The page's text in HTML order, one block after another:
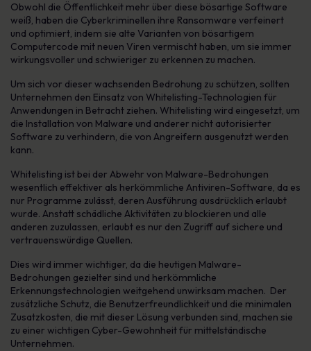
Obwohl die Öffentlichkeit mehr über diese bösartige Software
weiß, haben die Cyberkriminellen ihre Ransomware verfeinert
und optimiert, indem sie alte Varianten von bösartigem
Computercode mit neuen Viren vermischt haben, um sie immer
wirkungsvoller und schwieriger zu erkennen zu machen.
Um sich vor dieser wachsenden Bedrohung zu schützen, sollten
Unternehmen den Einsatz von Whitelisting-Technologien für
Anwendungen in Betracht ziehen. Whitelisting wird eingesetzt, um
die Installation von Malware und anderer nicht autorisierter
Software zu verhindern, die von Angreifern ausgenutzt werden
kann.
Whitelisting ist bei der Abwehr von Malware-Bedrohungen
wesentlich effektiver als herkömmliche Antiviren-Software, da es
nur Programme zulässt, deren Ausführung ausdrücklich erlaubt
wurde. Anstatt schädliche Aktivitäten zu blockieren und alle
anderen zuzulassen, erlaubt es nur den Zugriff auf sichere und
vertrauenswürdige Quellen.
Dies wird immer wichtiger, da die heutigen Malware-
Bedrohungen gezielter sind und herkömmliche
Erkennungstechnologien weitgehend unwirksam machen. Der
zusätzliche Schutz, die Benutzerfreundlichkeit und die minimalen
Zusatzkosten, die mit dieser Lösung verbunden sind, machen sie
zu einer wichtigen Cyber-Gewohnheit für mittelständische
Unternehmen.